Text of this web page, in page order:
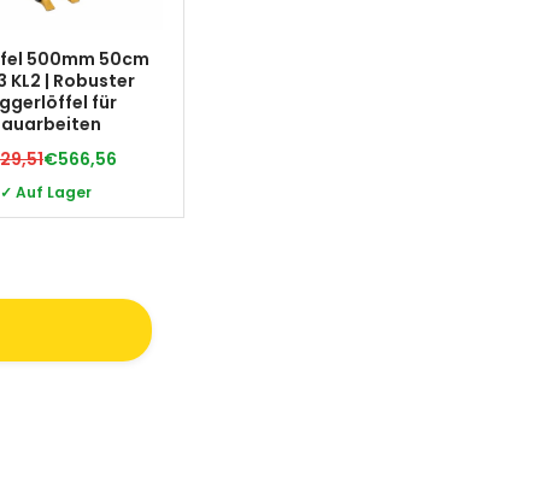
500mm 50cm
KL2 | Robuster
für
€566,56
✓ Auf Lager